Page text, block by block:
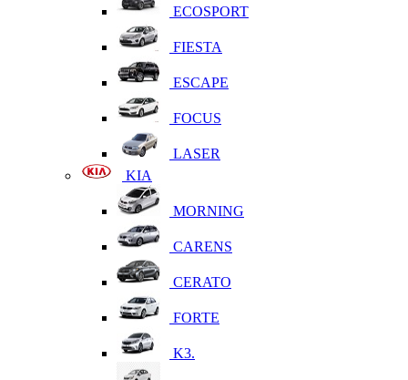
ECOSPORT
FIESTA
ESCAPE
FOCUS
LASER
KIA
MORNING
CARENS
CERATO
FORTE
K3.